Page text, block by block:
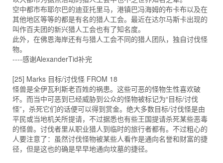
空中都市布耶尔巴的迪亚托里马，港镇巴冯海姆的布卡布以及在
其他地区等等的都是有名的猎人工会。最近在达尔马斯卡出现的
叫作百夫团的新兴猎人工会也有了知名度。
此外，在佛恩海岸还有与猎人工会不同的猎人团队，独自讨伐怪
物。
----感谢AlexanderTid补完
[25] Marks 目标/讨伐怪 FROM 18
怪兽是全伊瓦利斯老百姓的祸患。这些可恶的怪物生性喜欢破
坏。而当中可恶到已经威胁到公众的怪物被标记为“目标/讨伐
怪”，杀死它们的话便可以得到赏金。绝大多数目标/讨伐怪是由
平民或当地机关所提请，不过据悉也有些王国提请杀死某些恶毒
的怪兽。讨伐者里从职业猎人到临时的旅行者都有。不过粗心的
人要注意了：虽然讨伐怪物被某些人看作是通向名誉和财富的捷
径，但是这也的确是早早地通向坟墓的捷径。